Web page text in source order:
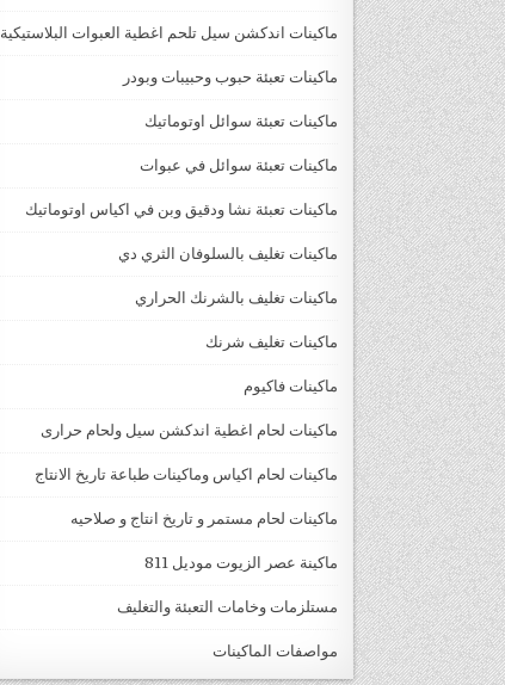
ماكينات اندكشن سيل تلحم اغطية العبوات البلاستيكية
ماكينات تعبئة حبوب وحبيبات وبودر
ماكينات تعبئة سوائل اوتوماتيك
ماكينات تعبئة سوائل في عبوات
ماكينات تعبئة نشا ودقيق وبن في اكياس اوتوماتيك
ماكينات تغليف بالسلوفان الثري دي
ماكينات تغليف بالشرنك الحراري
ماكينات تغليف شرنك
ماكينات فاكيوم
ماكينات لحام اغطية اندكشن سيل ولحام حرارى
ماكينات لحام اكياس وماكينات طباعة تاريخ الانتاج
ماكينات لحام مستمر و تاريخ انتاج و صلاحيه
ماكينة عصر الزيوت موديل 811
مستلزمات وخامات التعبئة والتغليف
مواصفات الماكينات